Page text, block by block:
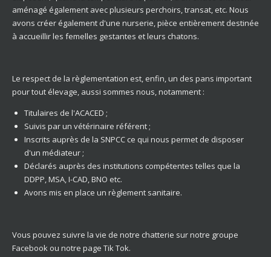
aménagé également avec plusieurs perchoirs, transat, etc. Nous
avons créer également d'une nurserie, pièce entièrement destinée
à accueillir les femelles gestantes et leurs chatons.
Le respect de la règlementation est, enfin, un des pans important
pour tout élevage, aussi sommes nous, notamment :
Titulaires de l'ACACED ;
Suivis par un vétérinaire référent ;
Inscrits auprès de la SNPCC ce qui nous permet de disposer
d'un médiateur ;
Déclarés auprès des institutions compétentes telles que la
DDPP, MSA, I-CAD, BNO etc.
Avons mis en place un règlement sanitaire.
Vous pouvez suivre la vie de notre chatterie sur notre groupe
Facebook ou notre page Tik Tok.